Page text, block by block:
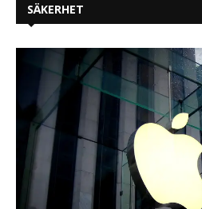
SÄKERHET